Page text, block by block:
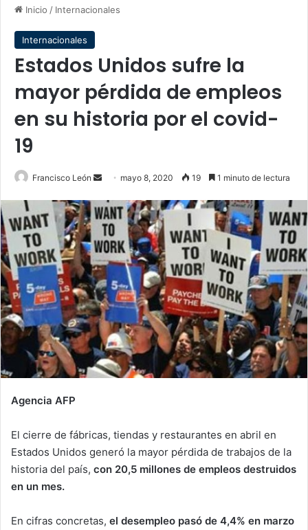
Inicio / Internacionales
Internacionales
Estados Unidos sufre la
mayor pérdida de empleos
en su historia por el covid-
19
Francisco León
Send
email
mayo 8, 2020 19 1 minuto de lectura
Agencia AFP
El cierre de fábricas, tiendas y restaurantes en abril en
Estados Unidos generó la mayor pérdida de trabajos de la
historia del país, con 20,5 millones de empleos destruidos
en un mes.
En cifras concretas, el desempleo pasó de 4,4% en marzo